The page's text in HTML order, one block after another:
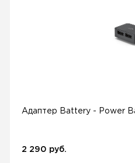
Адаптер Battery - Power
2 290 руб.